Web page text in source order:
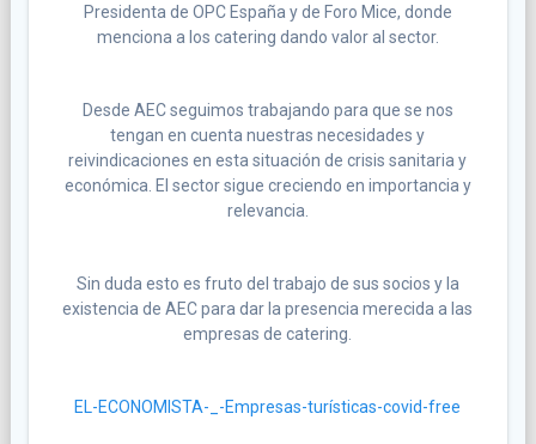
Presidenta de OPC España y de Foro Mice, donde
menciona a los catering dando valor al sector.
Desde AEC seguimos trabajando para que se nos
tengan en cuenta nuestras necesidades y
reivindicaciones en esta situación de crisis sanitaria y
económica. El sector sigue creciendo en importancia y
relevancia.
Sin duda esto es fruto del trabajo de sus socios y la
existencia de AEC para dar la presencia merecida a las
empresas de catering.
EL-ECONOMISTA-_-Empresas-turísticas-covid-free